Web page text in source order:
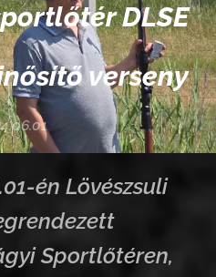
DLSE
verseny
én Lövészsuli
Sportlőtéren,